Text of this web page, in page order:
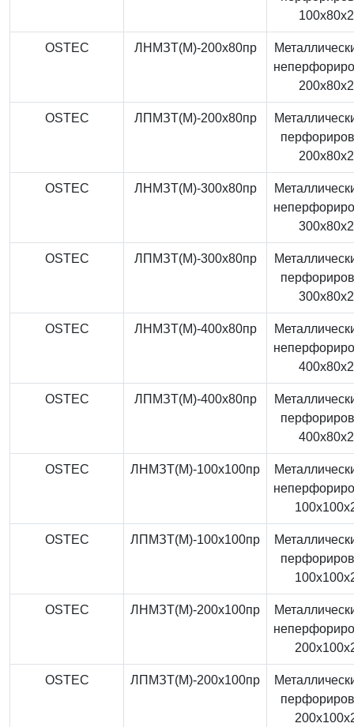
OSTEC ЛНМЗТ(М)-200x80пр
OSTEC ЛПМЗТ(М)-200x80пр
OSTEC ЛНМЗТ(М)-300x80пр
OSTEC ЛПМЗТ(М)-300x80пр
OSTEC ЛНМЗТ(М)-400x80пр
OSTEC ЛПМЗТ(М)-400x80пр
OSTEC ЛНМЗТ(М)-100x100пр
OSTEC ЛПМЗТ(М)-100x100пр
OSTEC ЛНМЗТ(М)-200x100пр
OSTEC ЛПМЗТ(М)-200x100пр